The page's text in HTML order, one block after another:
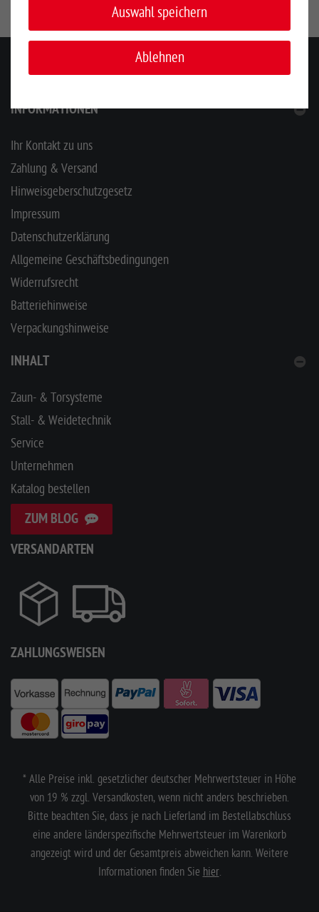
KONTAKT
INFORMATIONEN
Ihr Kontakt zu uns
Zahlung & Versand
Hinweisgeberschutzgesetz
Impressum
Datenschutzerklärung
Allgemeine Geschäftsbedingungen
Widerrufsrecht
Batteriehinweise
Verpackungshinweise
INHALT
Zaun- & Torsysteme
Stall- & Weidetechnik
Service
Unternehmen
Katalog bestellen
ZUM BLOG
VERSANDARTEN
ZAHLUNGSWEISEN
* Alle Preise inkl. gesetzlicher deutscher Mehrwertsteuer in Höhe
von 19 % zzgl. Versandkosten, wenn nicht anders beschrieben.
Bitte beachten Sie, dass je nach Lieferland im Bestellabschluss
eine andere länderspezifische Mehrwertsteuer im Warenkorb
angezeigt wird und der Gesamtpreis abweichen kann. Weitere
Informationen finden Sie hier.
Auswahl speichern
Ablehnen